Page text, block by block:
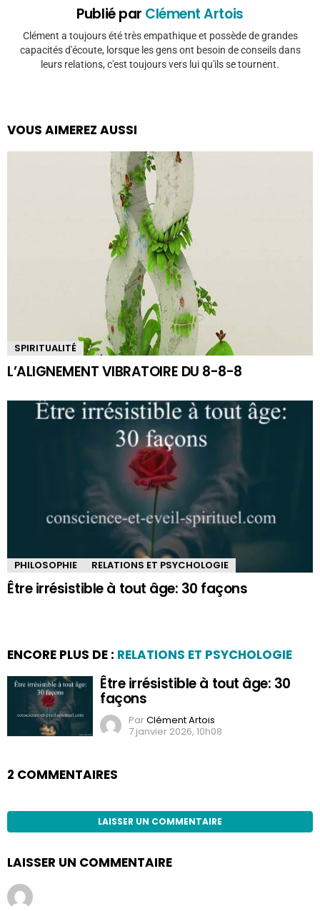
Publié par Clément Artois
Clément a toujours été très empathique et possède de grandes
capacités d'écoute, lorsque les gens ont besoin de conseils dans
leurs relations, c'est toujours vers lui qu'ils se tournent.
VOUS AIMEREZ AUSSI
SPIRITUALITÉ
L’ALIGNEMENT VIBRATOIRE DU 8-8-8
PHILOSOPHIE RELATIONS ET PSYCHOLOGIE
Être irrésistible à tout âge: 30 façons
ENCORE PLUS DE : RELATIONS ET PSYCHOLOGIE
Être irrésistible à tout âge: 30
façons
ParClément Artois
7 janvier 2026, 10h08
2 COMMENTAIRES
LAISSER UN COMMENTAIRE
LAISSER UN COMMENTAIRE